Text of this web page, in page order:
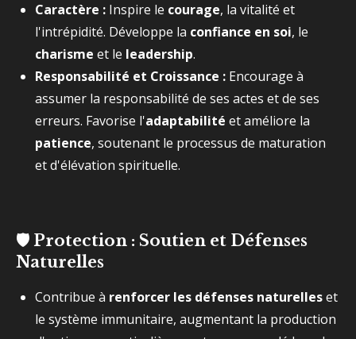
Caractère : Inspire le courage, la vitalité et
l'intrépidité. Développe la confiance en soi, le
charisme et le leadership.
Responsabilité et Croissance : Encourage à
assumer la responsabilité de ses actes et de ses
erreurs. Favorise l'adaptabilité et améliore la
patience, soutenant le processus de maturation
et d'élévation spirituelle.
🛡️ Protection : Soutien et Défenses
Naturelles
Contribue à renforcer les défenses naturelleset
le système immunitaire, augmentant la production